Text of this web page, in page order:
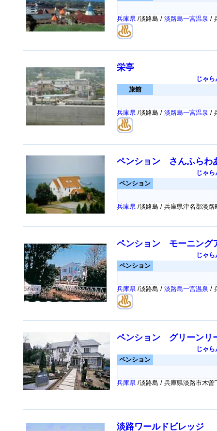
兵庫県 /淡路島 / 淡路島一宮温泉 /
栄亭
じゃら
旅館
兵庫県 /淡路島 / 淡路島一宮温泉 /
ペンション さんふらわ
じゃら
ペンション
兵庫県 /淡路島 / 兵庫県津名郡淡路
ペンション モーニング
じゃら
ペンション
兵庫県 /淡路島 / 淡路島一宮温泉 /
ペンション グリーンリ
じゃら
ペンション
兵庫県 /淡路島 / 兵庫県淡路市木曽
淡路ワールドビレッジ